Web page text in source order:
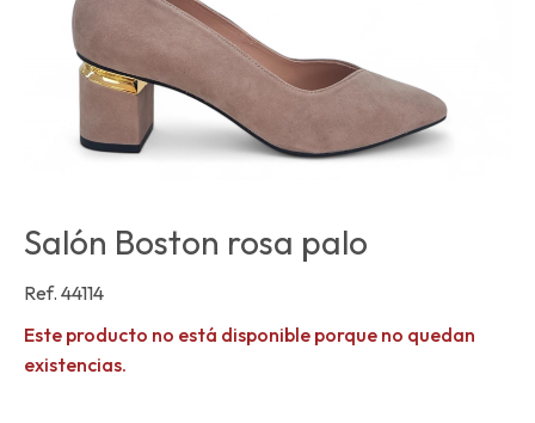
Salón Boston rosa palo
Ref. 44114
Este producto no está disponible porque no quedan
existencias.